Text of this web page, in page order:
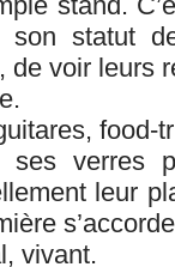
son statut
voir leurs
ses verres
leur
vivant.